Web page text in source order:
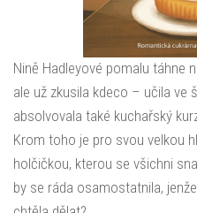
Nině Hadleyové pomalu táhne
ale už zkusila kdeco – učila ve
absolvovala také kuchařský
Krom toho je pro svou velkou
holčičkou, kterou se všichni
by se ráda osamostatnila,